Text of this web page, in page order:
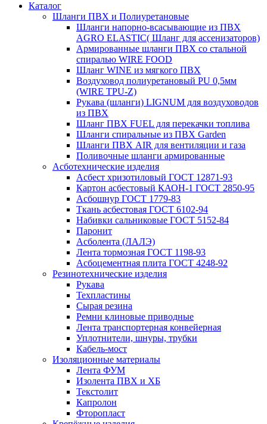
Каталог
Шланги ПВХ и Полиуретановые
Шланги напорно-всасывающие из ПВХ
AGRO ELASTIC( Шланг для ассенизаторов)
Армированные шланги ПВХ со стальной
спиралью WIRE FOOD
Шланг WINE из мягкого ПВХ
Воздуховод полиуретановый PU 0,5мм
(WIRE TPU-Z)
Рукава (шланги) LIGNUM для воздуховодов
из ПВХ
Шланг ПВХ FUEL для перекачки топлива
Шланги спиральные из ПВХ Garden
Шланги ПВХ AIR для вентиляции и газа
Поливочные шланги армированные
Асботехнические изделия
Асбест хризотиловый ГОСТ 12871-93
Картон aсбестовый КАОН-1 ГОСТ 2850-95
Асбошнур ГОСТ 1779-83
Ткань асбестовая ГОСТ 6102-94
Набивки сальниковые ГОСТ 5152-84
Паронит
Асболента (ЛАЛЭ)
Лента тормозная ГОСТ 1198-93
Асбоцементная плита ГОСТ 4248-92
Резинотехнические изделия
Рукава
Техпластины
Сырая резина
Ремни клиновые приводные
Лента транспортерная конвейерная
Уплотнители, шнуры, трубки
Кабель-мост
Изоляционные материалы
Лента ФУМ
Изолента ПВХ и ХБ
Текстолит
Капролон
Фторопласт